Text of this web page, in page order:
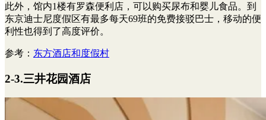
此外，馆内1楼有罗森便利店，可以购买尿布和婴儿食品。到
东京迪士尼度假区有最多每天69班的免费接驳巴士，移动的便
利性也得到了高度评价。
参考： 东方酒店和度假村
2-3.三井花园酒店